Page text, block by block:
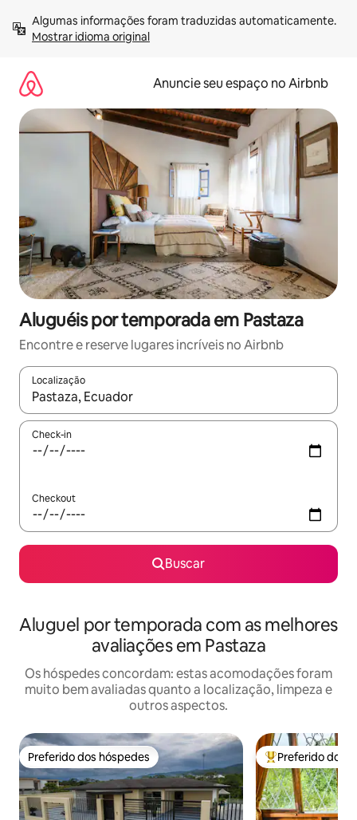
para
Mostrar idioma original
Anuncie seu espaço no Airbnb
Aluguéis por temporada em Pastaza
Encontre e reserve lugares incríveis no Airbnb
Localização
Quando os resultados estiverem disponíveis, explore-os
Check-in
Checkout
Buscar
Aluguel por temporada com as melhores
avaliações em Pastaza
Os hóspedes concordam: estas acomodações foram
muito bem avaliadas quanto a localização, limpeza e
outros aspectos.
Preferido dos hóspedes
Preferido dos hóspedes Entre os
Preferido dos